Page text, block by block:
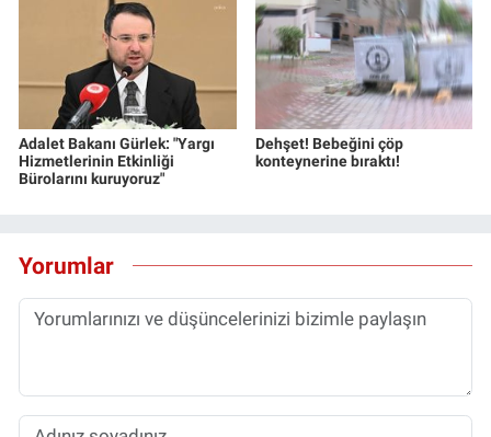
Adalet Bakanı Gürlek: "Yargı
Hizmetlerinin Etkinliği
Bürolarını kuruyoruz"
Dehşet! Bebeğini çöp
konteynerine bıraktı!
Yorumlar